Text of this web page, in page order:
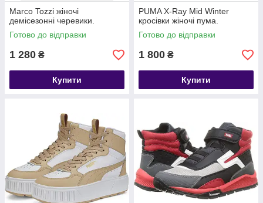
Marco Tozzi жіночі
демісезонні черевики.
Готово до відправки
1 280 ₴
Купити
PUMA X-Ray Mid Winter
кросівки жіночі пума.
Готово до відправки
1 800 ₴
Купити